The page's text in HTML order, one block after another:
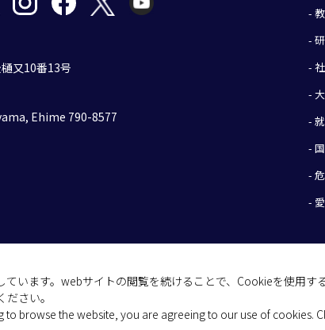
います。webサイトの閲覧を続けることで、Cookieを使用す
ださい。
to browse the website, you are agreeing to our use of cookies.
-
-
-
-
-
-
-
-
又10番13号
Ehime 790-8577
(C) 2026 Ehime